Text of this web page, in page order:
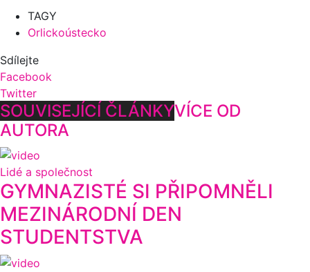
TAGY
Orlickoústecko
Sdílejte
Facebook
Twitter
SOUVISEJÍCÍ ČLÁNKYVÍCE OD
AUTORA
Lidé a společnost
GYMNAZISTÉ SI PŘIPOMNĚLI
MEZINÁRODNÍ DEN
STUDENTSTVA